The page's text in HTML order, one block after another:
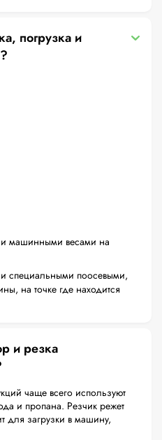
погрузка и
машинными весами на
специальными поосевыми,
на точке где находится
и резка
чаще всего используют
и пропана. Резчик режет
для загрузки в машину,